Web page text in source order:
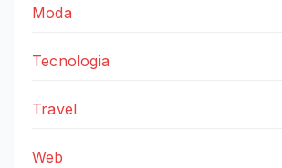
Moda
Tecnologia
Travel
Web